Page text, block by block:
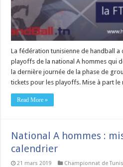
La fédération tunisienne de handball a
playoffs de la national A hommes qui
la dernière journée de la phase de
tickets pour les playoffs. Mise à part le
Read More »
National A hommes :
calendrier
21 mars 2019 Championnat de